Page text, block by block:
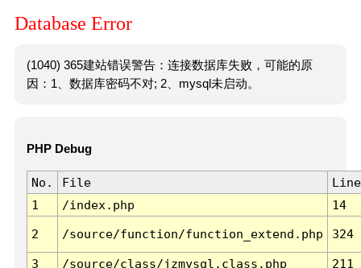
Database Error
(1040) 365建站错误警告：连接数据库失败，可能的原
因：1、数据库密码不对; 2、mysql未启动。
PHP Debug
No. File
Line
1
/index.php 14
2 /source/function/function_extend.php 324
3 /source/class/jzmysql.class.php
211